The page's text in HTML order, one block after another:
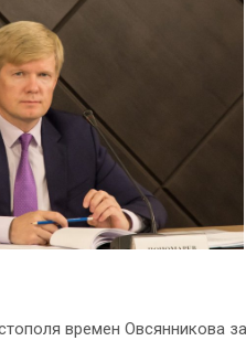
времен Овсянникова